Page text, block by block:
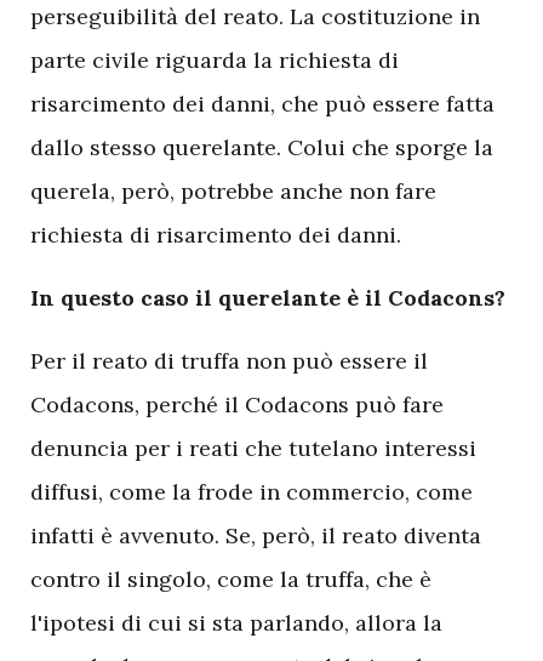
perseguibilità del reato. La costituzione in
parte civile riguarda la richiesta di
risarcimento dei danni, che può essere fatta
dallo stesso querelante. Colui che sporge la
querela, però, potrebbe anche non fare
richiesta di risarcimento dei danni.
In questo caso il querelante è il Codacons?
Per il reato di truffa non può essere il
Codacons, perché il Codacons può fare
denuncia per i reati che tutelano interessi
diffusi, come la frode in commercio, come
infatti è avvenuto. Se, però, il reato diventa
contro il singolo, come la truffa, che è
l'ipotesi di cui si sta parlando, allora la